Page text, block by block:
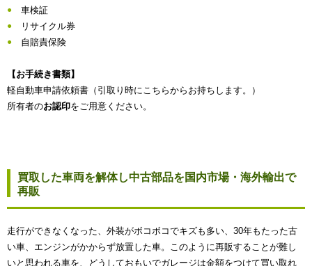
車検証
リサイクル券
自賠責保険
【お手続き書類】
軽自動車申請依頼書（引取り時にこちらからお持ちします。）
所有者のお認印をご用意ください。
買取した車両を解体し中古部品を国内市場・海外輸出で
再販
走行ができなくなった、外装がボコボコでキズも多い、30年もたった古
い車、エンジンがかからず放置した車。このように再販することが難し
いと思われる車を、どうしておもいでガレージは金額をつけて買い取れ